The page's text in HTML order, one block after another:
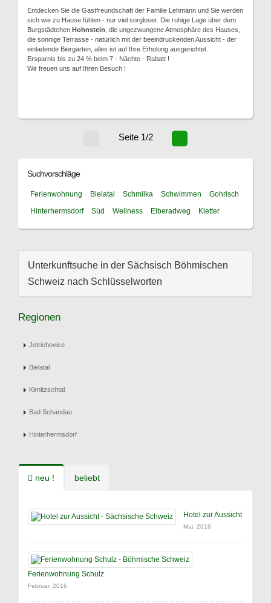
Entdecken Sie die Gastfreundschaft der Familie Lehmann und Sie werden
sich wie zu Hause fühlen - nur viel sorgloser. Die ruhige Lage über dem
Burgstädtchen Hohnstein , die ungezwungene Atmosphäre des Hauses,
die sonnige Terrasse - natürlich mit der beeindruckenden Aussicht - der
einladende Biergarten, alles ist auf Ihre Erholung ausgerichtet.
Ersparnis bis zu 24 % beim 7 - Nächte - Rabatt !
Wir freuen uns auf Ihren Besuch !
Seite 1/2
Suchvorschläge
Ferienwohnung Bielatal Schmilka Schwimmen
Gohrisch
Hinterhermsdorf
Süd Wellness Elberadweg Kletter
Unterkunftsuche in der Sächsisch Böhmischen
Schweiz nach Schlüsselworten
Regionen
Jetrichovice
Bielatal
Kirnitzschtal
Bad Schandau
Hinterhermsdorf
neu ! beliebt
Hotel zur Aussicht
Mai, 2016
Ferienwohnung Schulz
Februar, 2016